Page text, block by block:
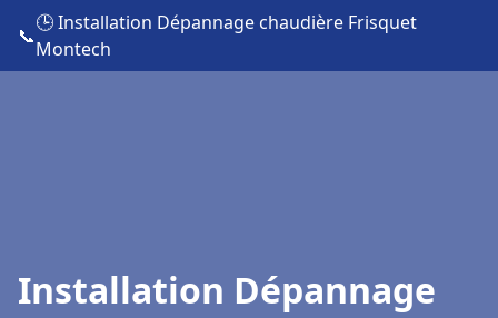
📞
🕒 Installation Dépannage chaudière Frisquet
Montech
Installation Dépannage